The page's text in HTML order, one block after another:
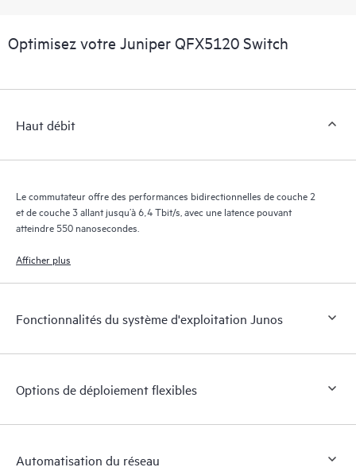
Optimisez votre Juniper QFX5120 Switch
Haut débit
Le commutateur offre des performances bidirectionnelles de couche 2
et de couche 3 allant jusqu’à 6,4 Tbit/s, avec une latence pouvant
atteindre 550 nanosecondes.
Afficher plus
Fonctionnalités du système d'exploitation Junos
Options de déploiement flexibles
Automatisation du réseau